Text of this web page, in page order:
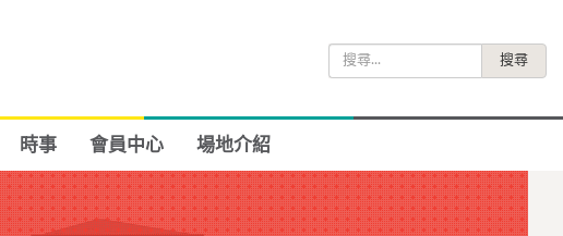
尋
時事 會員中心 場地介紹